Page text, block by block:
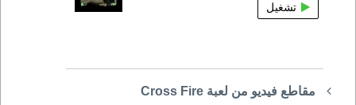
تشغيل
مقاطع فيديو من لعبة Cross Fire